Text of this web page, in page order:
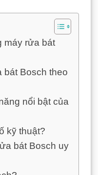
máy rửa bát
bát Bosch theo
nổi bật của
kỹ thuật?
bát Bosch uy